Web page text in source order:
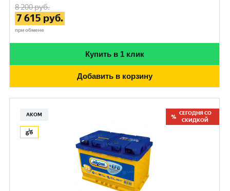
8 200руб.
7 615 руб.
при обмене
Купить в 1 клик
Добавить в корзину
АКОМ
СЕГОДНЯ СО
СКИДКОЙ